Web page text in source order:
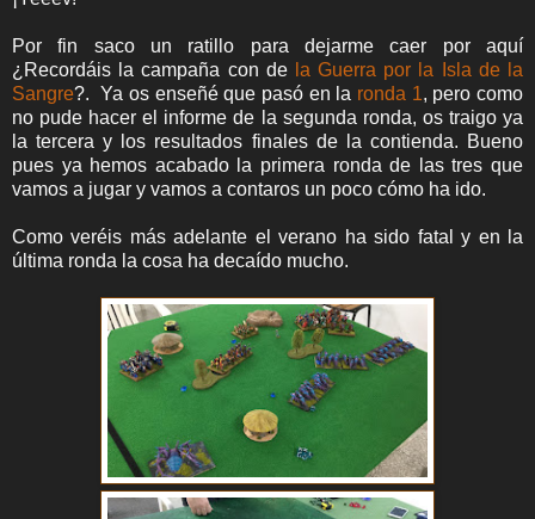
Por fin saco un ratillo para dejarme caer por aquí
¿Recordáis la campaña con de la Guerra por la Isla de la
Sangre?. Ya os enseñé que pasó en la ronda 1, pero como
no pude hacer el informe de la segunda ronda, os traigo ya
la tercera y los resultados finales de la contienda. Bueno
pues ya hemos acabado la primera ronda de las tres que
vamos a jugar y vamos a contaros un poco cómo ha ido.
Como veréis más adelante el verano ha sido fatal y en la
última ronda la cosa ha decaído mucho.